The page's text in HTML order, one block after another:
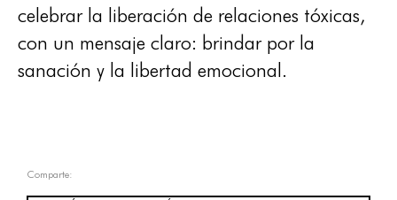
celebrar la liberación de relaciones tóxicas,
con un mensaje claro: brindar por la
sanación y la libertad emocional.
Comparte: